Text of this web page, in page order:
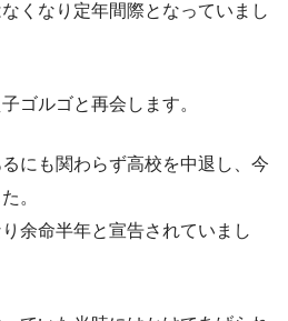
くなり定年間際となっていまし
ゴルゴと再会します。
にも関わらず高校を中退し、今
。
余命半年と宣告されていまし